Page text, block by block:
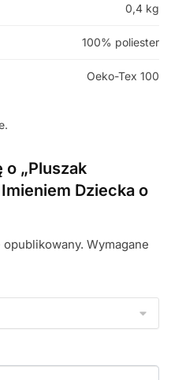
0,4 kg
100% poliester
Oeko-Tex 100
o „Pluszak
Dziecka o
Wymagane